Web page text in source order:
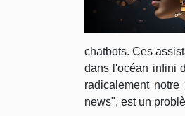
chatbots. Ces
dans l'océan infini
radicalement
news", est un